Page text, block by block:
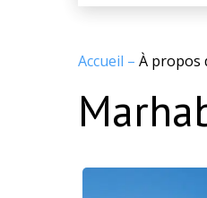
Accueil – À propos